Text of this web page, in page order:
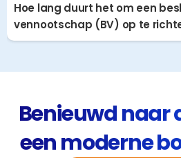
Hoe lang duurt het om een
vennootschap (BV) op te
Benieuwd naar
een moderne